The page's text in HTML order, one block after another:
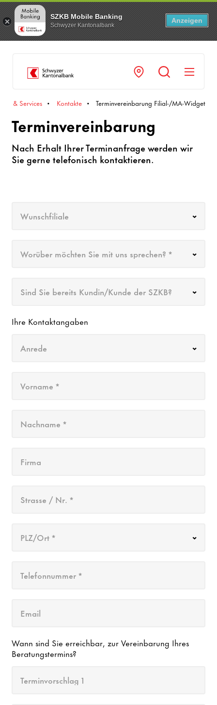
SZKB Mobile Banking
Schwyzer Kantonalbank
Anzeigen
& Services Kontakte Terminvereinbarung Filial-/MA-Widget
Terminvereinbarung
Nach Erhalt Ihrer Terminanfrage werden wir
Sie gerne telefonisch kontaktieren.
Wunschfiliale
Worüber möchten Sie mit uns sprechen? *
Sind Sie bereits Kundin/Kunde der SZKB?
Ihre Kontaktangaben
Anrede
Vorname *
Nachname *
Firma
Strasse / Nr. *
PLZ/Ort *
Telefonnummer *
Email
Wann sind Sie erreichbar, zur Vereinbarung Ihres
Beratungstermins?
Terminvorschlag 1